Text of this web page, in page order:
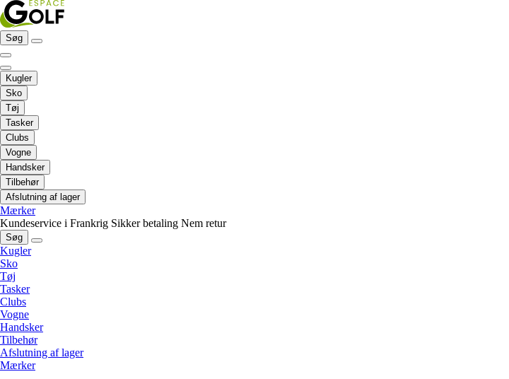
Søg
Kugler
Sko
Tøj
Tasker
Clubs
Vogne
Handsker
Tilbehør
Afslutning af lager
Mærker
Kundeservice i Frankrig Sikker betaling Nem retur
Søg
Kugler
Sko
Tøj
Tasker
Clubs
Vogne
Handsker
Tilbehør
Afslutning af lager
Mærker